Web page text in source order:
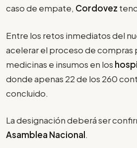
caso de empate, Cordovez
Entre los retos inmediatos del
acelerar el proceso de compras
medicinas e insumos en los
donde apenas 22 de los 260
concluido.
La designación deberá ser
Asamblea Nacional.